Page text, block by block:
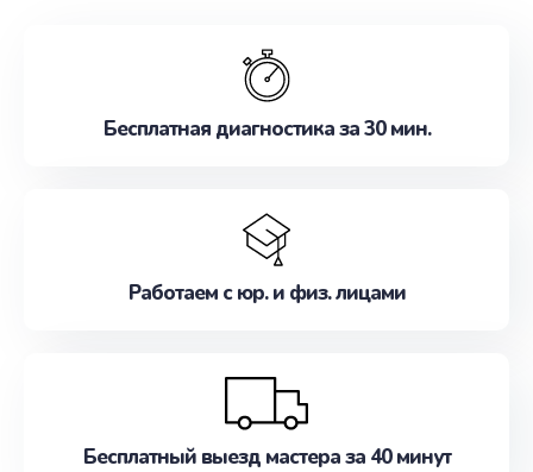
наилучшим образом. Не медлите записаться на
Бесплатная диагностика за 30 мин.
Работаем с юр. и физ. лицами
Бесплатный выезд мастера за 40 минут